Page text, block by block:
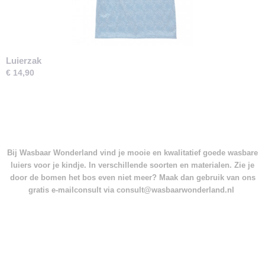
Luierzak
€ 14,90
Bij Wasbaar Wonderland vind je mooie en kwalitatief goede wasbare
luiers voor je kindje. In verschillende soorten en materialen. Zie je
door de bomen het bos even niet meer? Maak dan gebruik van ons
gratis e-mailconsult via consult@wasbaarwonderland.nl